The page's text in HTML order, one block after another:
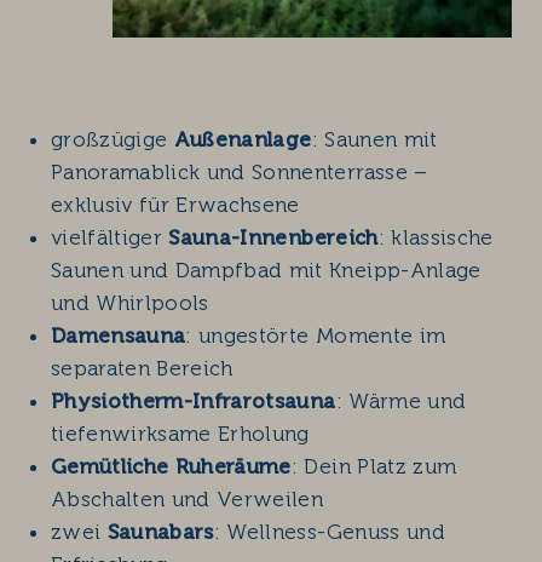
großzügige Außenanlage: Saunen mit
Panoramablick und Sonnenterrasse –
exklusiv für Erwachsene
vielfältiger Sauna-Innenbereich: klassische
Saunen und Dampfbad mit Kneipp-Anlage
und Whirlpools
Damensauna: ungestörte Momente im
separaten Bereich
Physiotherm-Infrarotsauna: Wärme und
tiefenwirksame Erholung
Gemütliche Ruheräume: Dein Platz zum
Abschalten und Verweilen
zwei Saunabars: Wellness-Genuss und